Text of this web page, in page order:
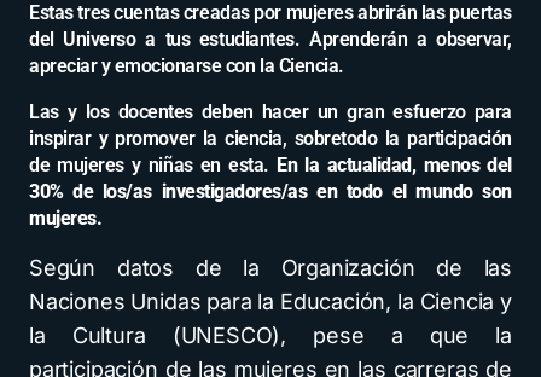
Estas tres cuentas creadas por mujeres abrirán las puertas
del Universo a tus estudiantes. Aprenderán a observar,
apreciar y emocionarse con la Ciencia.
Las y los docentes deben hacer un gran esfuerzo para
inspirar y promover la ciencia, sobretodo la participación
de mujeres y niñas en esta. En la actualidad, menos del
30% de los/as investigadores/as en todo el mundo son
mujeres.
Según datos de la Organización de las
Naciones Unidas para la Educación, la Ciencia y
la Cultura (UNESCO), pese a que la
participación de las mujeres en las carreras de